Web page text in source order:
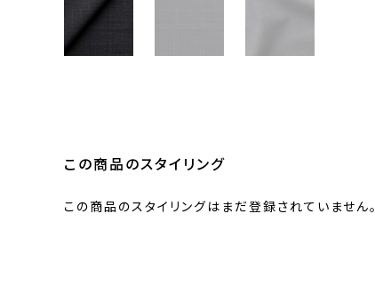
この商品のスタイリング
この商品のスタイリングはまだ登録されていません。